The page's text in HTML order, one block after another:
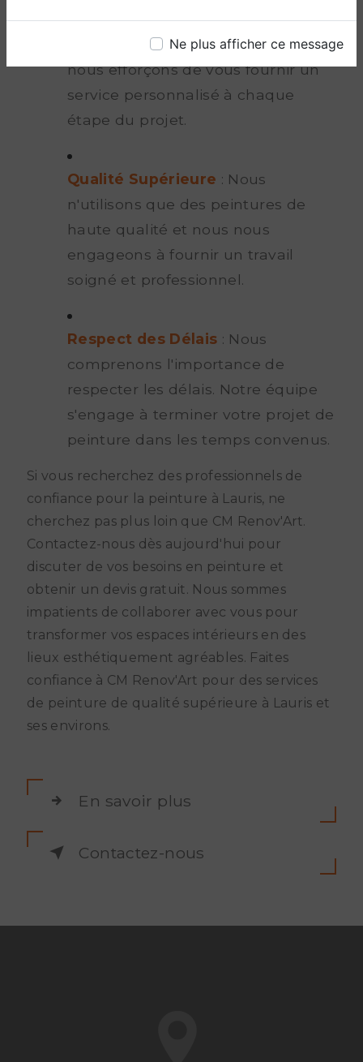
Ne plus afficher ce message
écoutons attentivement vos idées
et vos préoccupations, et nous
nous efforçons de vous fournir un
service personnalisé à chaque
étape du projet.
Qualité Supérieure : Nous
n'utilisons que des peintures de
haute qualité et nous nous
engageons à fournir un travail
soigné et professionnel.
Respect des Délais : Nous
comprenons l'importance de
respecter les délais. Notre équipe
s'engage à terminer votre projet de
peinture dans les temps convenus.
Si vous recherchez des professionnels de
confiance pour la peinture à Lauris, ne
cherchez pas plus loin que CM Renov'Art.
Contactez-nous dès aujourd'hui pour
discuter de vos besoins en peinture et
obtenir un devis gratuit. Nous sommes
impatients de collaborer avec vous pour
transformer vos espaces intérieurs en des
lieux esthétiquement agréables. Faites
confiance à CM Renov'Art pour des services
de peinture de qualité supérieure à Lauris et
ses environs.
En savoir plus
Contactez-nous